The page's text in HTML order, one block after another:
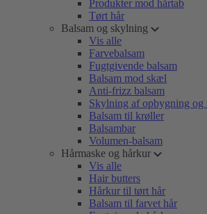
Produkter mod hårtab
Tørt hår
Balsam og skylning
Vis alle
Farvebalsam
Fugtgivende balsam
Balsam mod skæl
Anti-frizz balsam
Skylning af opbygning og
Balsam til krøller
Balsambar
Volumen-balsam
Hårmaske og hårkur
Vis alle
Hair butters
Hårkur til tørt hår
Balsam til farvet hår